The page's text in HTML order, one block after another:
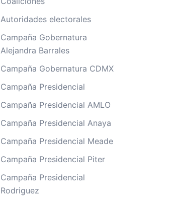
Autoridades electorales
Campaña Gobernatura
Alejandra Barrales
Campaña Gobernatura CDMX
Campaña Presidencial
Campaña Presidencial AMLO
Campaña Presidencial Anaya
Campaña Presidencial Meade
Campaña Presidencial Piter
Campaña Presidencial
Rodriguez